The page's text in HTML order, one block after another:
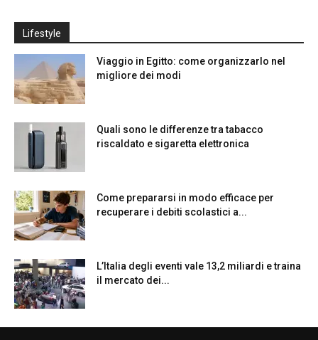
Lifestyle
Viaggio in Egitto: come organizzarlo nel
migliore dei modi
Quali sono le differenze tra tabacco
riscaldato e sigaretta elettronica
Come prepararsi in modo efficace per
recuperare i debiti scolastici a...
L’Italia degli eventi vale 13,2 miliardi e traina
il mercato dei...